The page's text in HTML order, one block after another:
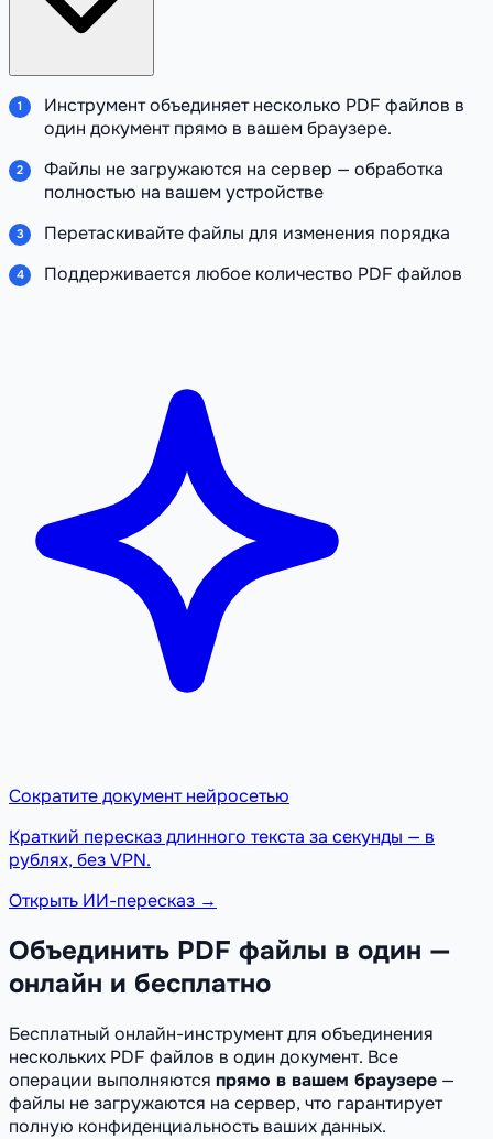
Инструмент объединяет несколько PDF файлов в
один документ прямо в вашем браузере.
Файлы не загружаются на сервер — обработка
полностью на вашем устройстве
Перетаскивайте файлы для изменения порядка
Поддерживается любое количество PDF файлов
Сократите документ нейросетью
Краткий пересказ длинного текста за секунды — в
рублях, без VPN.
Открыть ИИ-пересказ →
Объединить PDF файлы в один —
онлайн и бесплатно
Бесплатный онлайн-инструмент для объединения
нескольких PDF файлов в один документ. Все
операции выполняются прямо в вашем браузере —
файлы не загружаются на сервер, что гарантирует
полную конфиденциальность ваших данных.